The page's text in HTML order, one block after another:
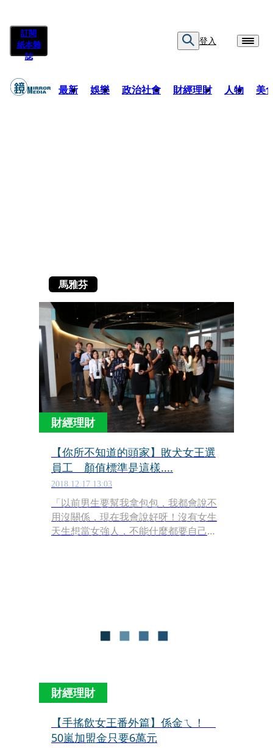
訂閱
紙本雜
誌
登入
最新 娛樂 政治社會 財經理財 人物 美
馬雅芬
財經理財
【你所不知道的頭家】敗犬女王選
員工 顏值標準是這樣....
2018.12.17 13:03
「以前男生要幫我拿包包，我都會說不
用沒關係，現在我會說好呀！沒有女生
天生想當女強人，不能什麼都要自己
財經理財
【手搖飲女王番外篇】係金ㄟ！
50嵐加盟金只要6萬元